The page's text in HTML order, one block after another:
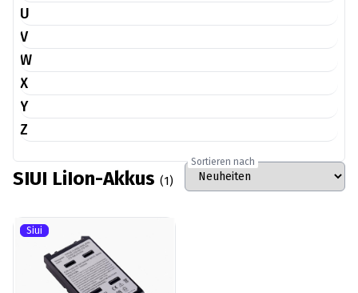
U
V
W
X
Y
Z
SIUI LiIon-Akkus (1)
Sortieren nach
Siui